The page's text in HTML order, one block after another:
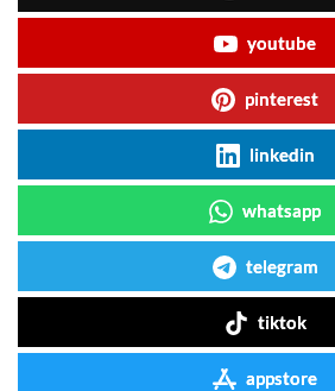
youtube
pinterest
linkedin
whatsapp
telegram
tiktok
appstore